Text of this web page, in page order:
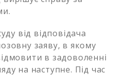
від відповідача
заяву, в якому
в задоволенні
на наступне. Під час